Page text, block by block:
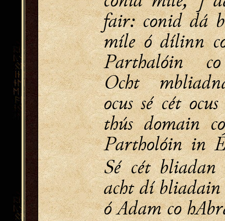
fair: conid dá
míle ó dílinn
Parthalóin
Ocht
ocus sé cét
thús domain
Partholóin in
Sé cét
acht dí bliadain
ó Adam co